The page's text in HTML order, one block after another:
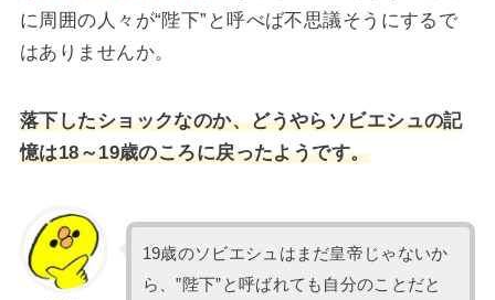
に周囲の人々が“陛下”と呼べば不思議そうにするで
はありませんか。
落下したショックなのか、どうやらソビエシュの記
憶は18～19歳のころに戻ったようです。
19歳のソビエシュはまだ皇帝じゃないか
ら、”陛下”と呼ばれても自分のことだと